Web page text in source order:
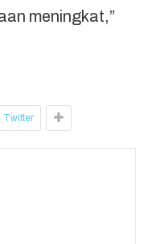
meningkat,”
Twitter